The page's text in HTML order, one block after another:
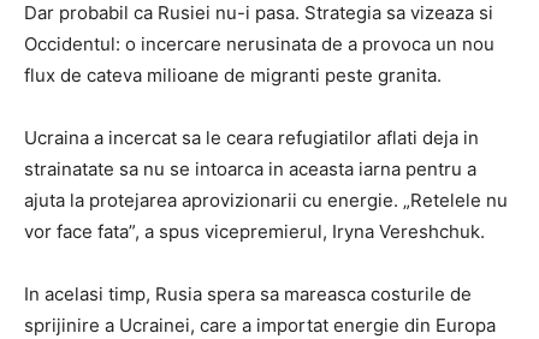
Dar probabil ca Rusiei nu-i pasa. Strategia sa vizeaza si
Occidentul: o incercare nerusinata de a provoca un nou
flux de cateva milioane de migranti peste granita.
Ucraina a incercat sa le ceara refugiatilor aflati deja in
strainatate sa nu se intoarca in aceasta iarna pentru a
ajuta la protejarea aprovizionarii cu energie. „Retelele nu
vor face fata”, a spus vicepremierul, Iryna Vereshchuk.
In acelasi timp, Rusia spera sa mareasca costurile de
sprijinire a Ucrainei, care a importat energie din Europa